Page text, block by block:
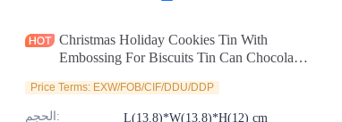
Christmas Holiday Cookies Tin With
Embossing For Biscuits Tin Can Chocolate
Price Terms: EXW/FOB/CIF/DDU/DDP
الحجم : L(13.8)*W(13.8)*H(12) cm